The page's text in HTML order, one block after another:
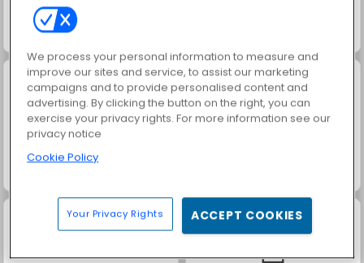
ATV Quad Racing
We process your personal information to measure and
improve our sites and service, to assist our marketing
campaigns and to provide personalised content and
advertising. By clicking the button on the right, you can
exercise your privacy rights. For more information see our
privacy notice
Cookie Policy
Your Privacy Rights ACCEPT COOKIES